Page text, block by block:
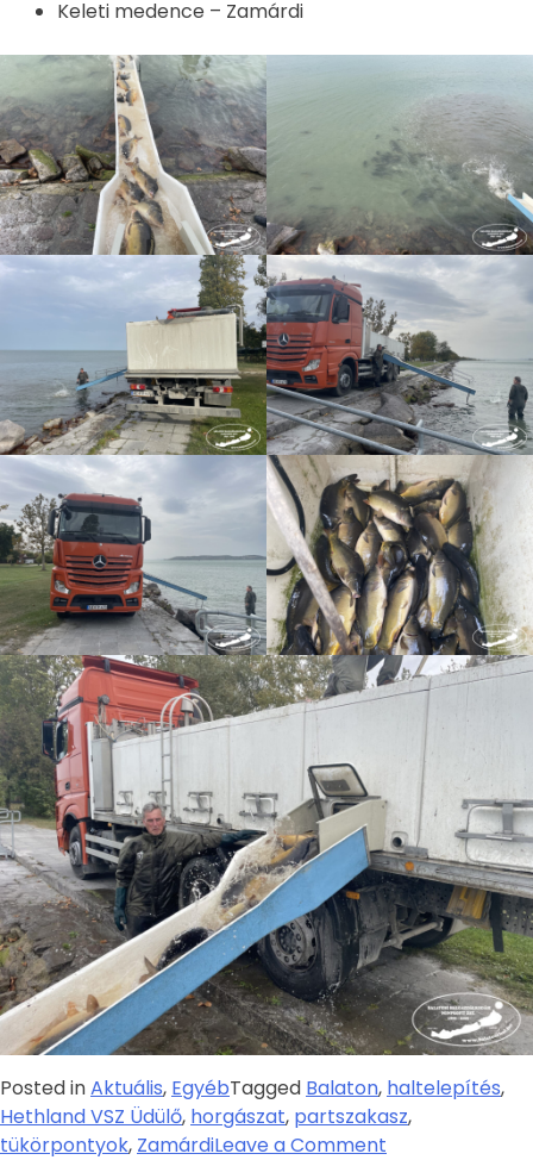
Keleti medence – Zamárdi
Posted inAktuális, EgyébTagged Balaton, haltelepítés,
Hethland VSZ Üdülő, horgászat, partszakasz,
tükörpontyok, ZamárdiLeave a Comment